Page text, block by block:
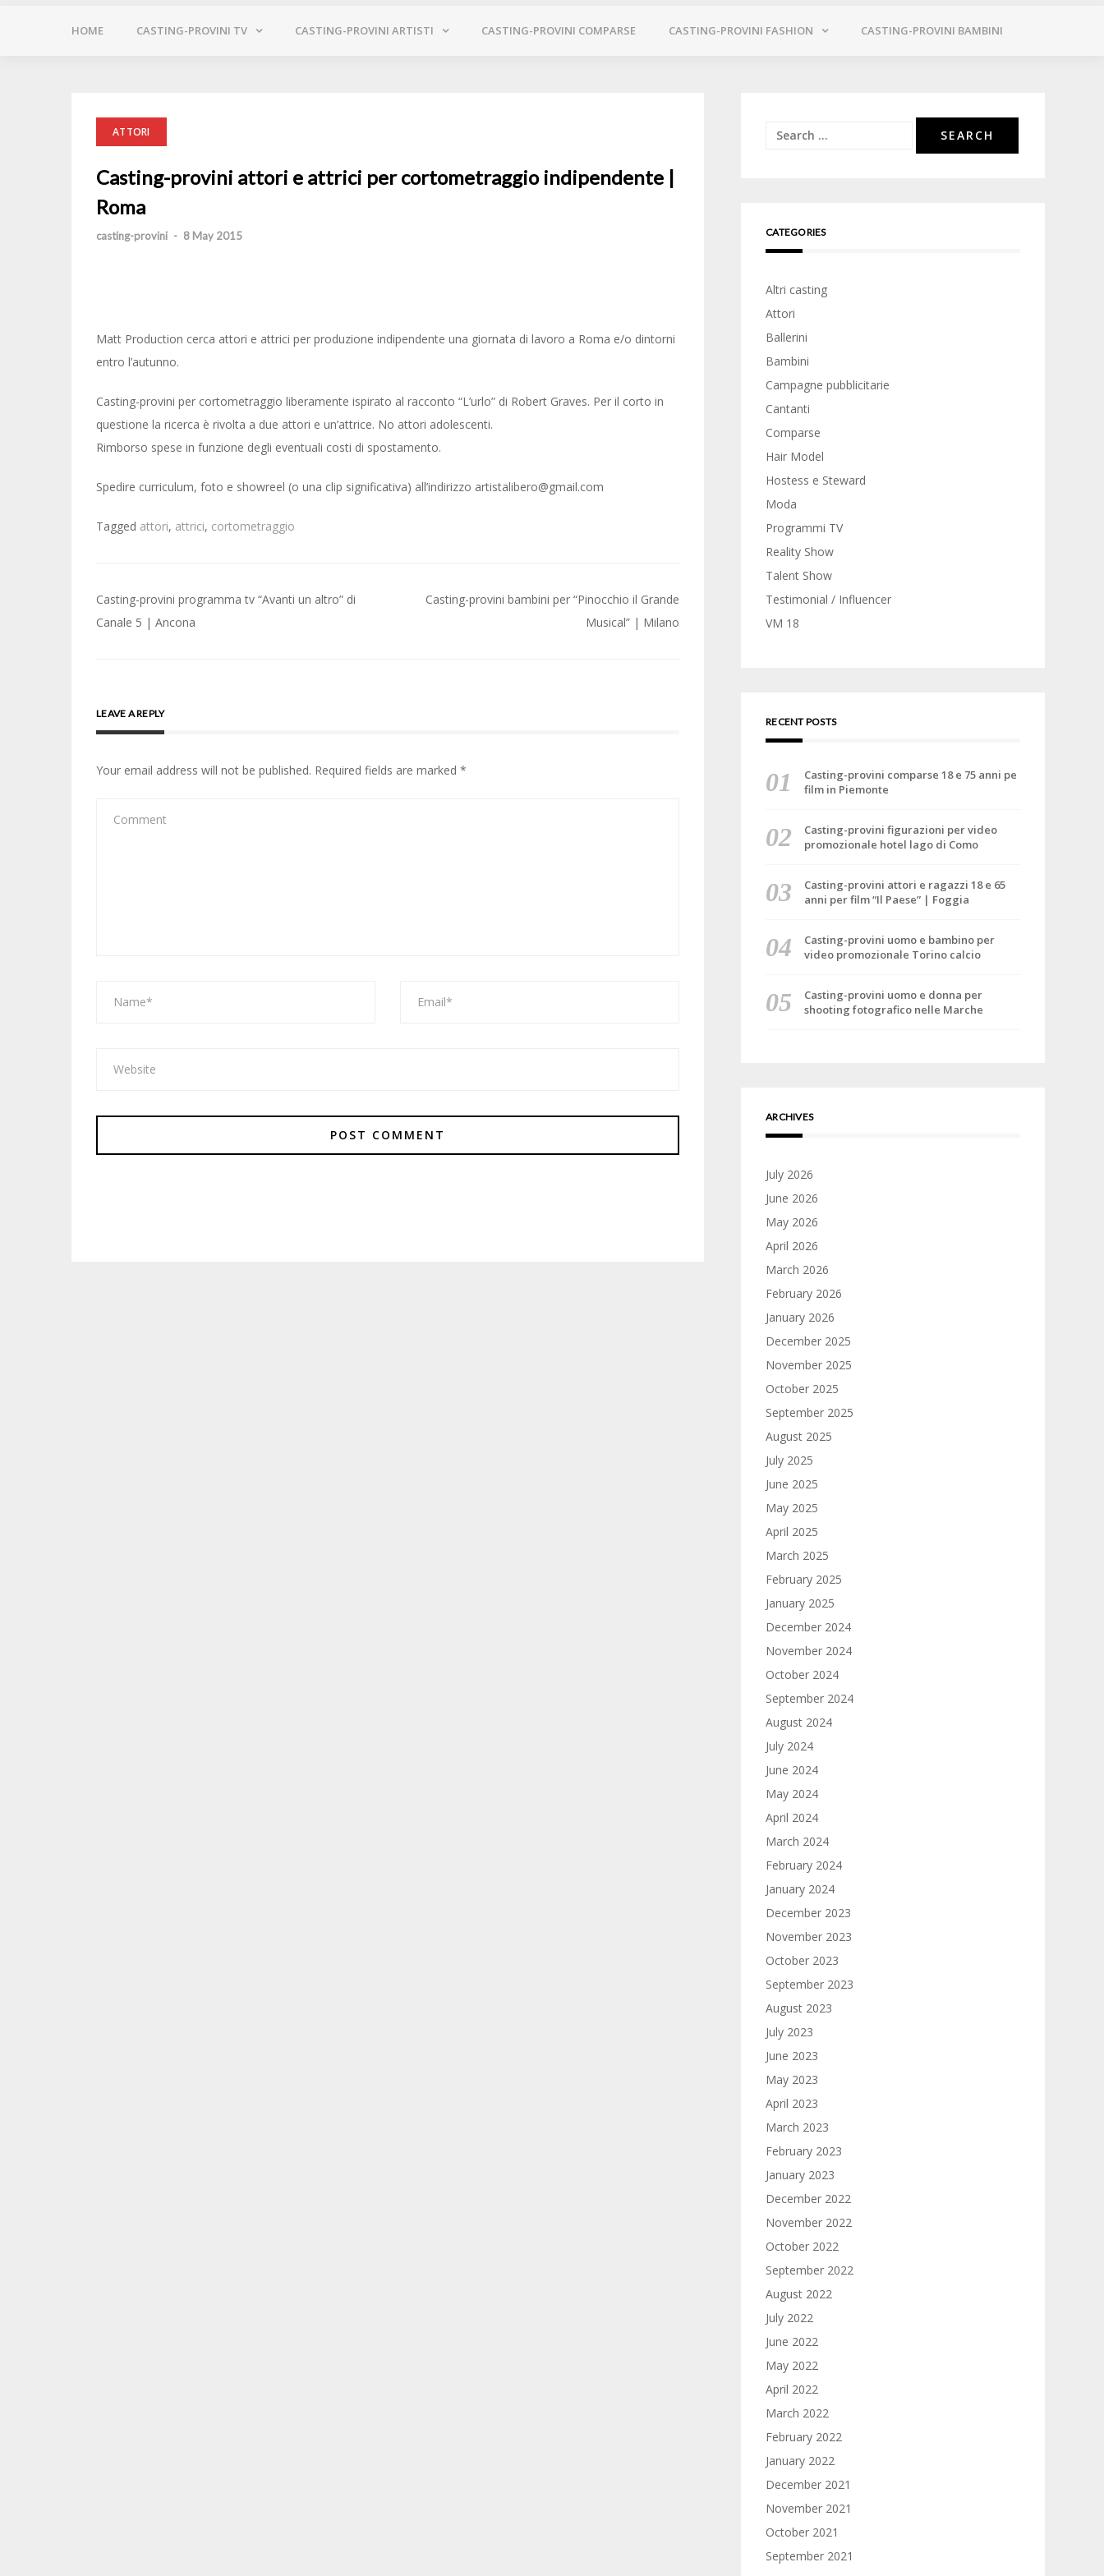
HOME CASTING-PROVINI TV CASTING-PROVINI ARTISTI CASTING-PROVINI COMPARSE CASTING-PROVINI FASHION CASTING-PROVINI BAMBINI
ATTORI
Casting-provini attori e attrici per cortometraggio indipendente |
Roma
casting-provini - 8 May 2015
Matt Production cerca attori e attrici per produzione indipendente una giornata di lavoro a Roma e/o dintorni
entro l’autunno.
Casting-provini per cortometraggio liberamente ispirato al racconto “L’urlo” di Robert Graves. Per il corto in
questione la ricerca è rivolta a due attori e un’attrice. No attori adolescenti.
Rimborso spese in funzione degli eventuali costi di spostamento.
Spedire curriculum, foto e showreel (o una clip significativa) all’indirizzo artistalibero@gmail.com
Tagged attori, attrici, cortometraggio
Post
navigation
Casting-provini programma tv “Avanti un altro” di
Canale 5 | Ancona
Casting-provini bambini per “Pinocchio il Grande
Musical” | Milano
LEAVE A REPLY
Your email address will not be published. Required fields are marked *
Search
CATEGORIES
Altri casting
Attori
Ballerini
Bambini
Campagne pubblicitarie
Cantanti
Comparse
Hair Model
Hostess e Steward
Moda
Programmi TV
Reality Show
Talent Show
Testimonial / Influencer
VM 18
RECENT POSTS
Casting-provini comparse 18 e 75 anni pe
film in Piemonte
Casting-provini figurazioni per video
promozionale hotel lago di Como
Casting-provini attori e ragazzi 18 e 65
anni per film “Il Paese” | Foggia
Casting-provini uomo e bambino per
video promozionale Torino calcio
Casting-provini uomo e donna per
shooting fotografico nelle Marche
ARCHIVES
July 2026
June 2026
May 2026
April 2026
March 2026
February 2026
January 2026
December 2025
November 2025
October 2025
September 2025
August 2025
July 2025
June 2025
May 2025
April 2025
March 2025
February 2025
January 2025
December 2024
November 2024
October 2024
September 2024
August 2024
July 2024
June 2024
May 2024
April 2024
March 2024
February 2024
January 2024
December 2023
November 2023
October 2023
September 2023
August 2023
July 2023
June 2023
May 2023
April 2023
March 2023
February 2023
January 2023
December 2022
November 2022
October 2022
September 2022
August 2022
July 2022
June 2022
May 2022
April 2022
March 2022
February 2022
January 2022
December 2021
November 2021
October 2021
September 2021